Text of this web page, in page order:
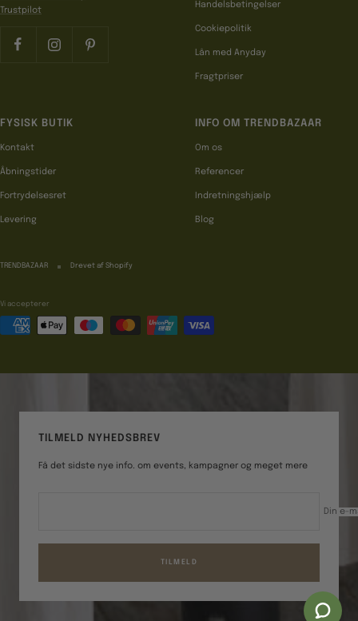
Trustpilot
Handelsbetingelser
Cookiepolitik
Lån med Anyday
Fragtpriser
FYSISK BUTIK
Kontakt
Åbningstider
Fortrydelsesret
Levering
INFO OM TRENDBAZAAR
Om os
Referencer
Indretningshjælp
Blog
TRENDBAZAAR Drevet af Shopify
Vi accepterer
TILMELD NYHEDSBREV
Få det sidste nye info. om events, kampagner og meget mere
Din e-
TILMELD